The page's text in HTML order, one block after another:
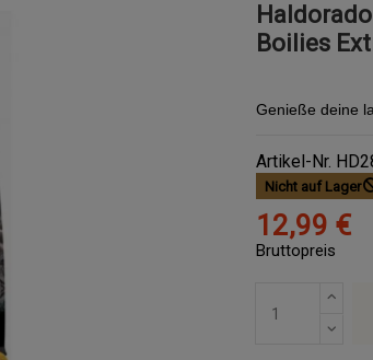
Boilies
Genieße deine
Artikel-Nr.
Nicht auf Lager
12,99 €
Bruttopreis